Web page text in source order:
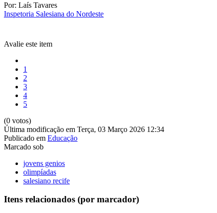
Por: Laís Tavares
Inspetoria Salesiana do Nordeste
Avalie este item
1
2
3
4
5
(0 votos)
Última modificação em Terça, 03 Março 2026 12:34
Publicado em Educação
Marcado sob
jovens genios
olimpíadas
salesiano recife
Itens relacionados (por marcador)